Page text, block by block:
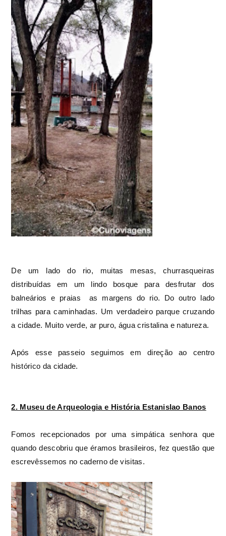
De um lado do rio, muitas mesas, churrasqueiras
distribuídas em um lindo bosque para desfrutar dos
balneários e praias as margens do rio. Do outro lado
trilhas para caminhadas. Um verdadeiro parque cruzando
a cidade. Muito verde, ar puro, água cristalina e natureza.
Após esse passeio seguimos em direção ao centro
histórico da cidade.
2. Museu de Arqueologia e História Estanislao Banos
Fomos recepcionados por uma simpática senhora que
quando descobriu que éramos brasileiros, fez questão que
escrevêssemos no caderno de visitas.